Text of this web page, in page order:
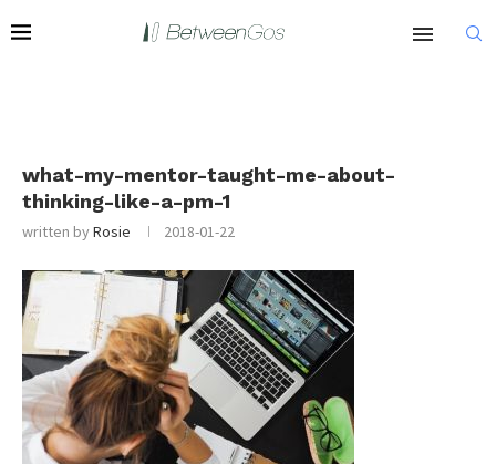
what-my-mentor-taught-me-about-
thinking-like-a-pm-1
written byRosie 2018-01-22